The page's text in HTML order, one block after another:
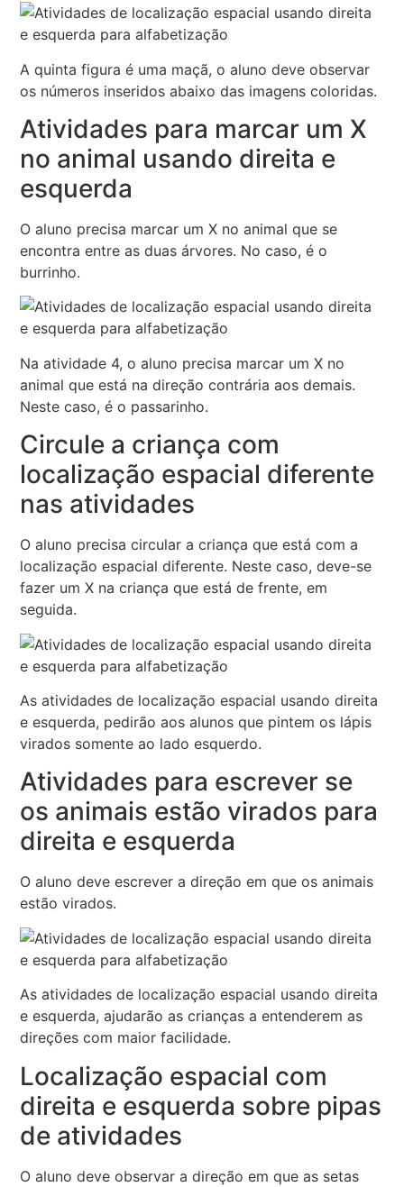
A quinta figura é uma maçã, o aluno deve observar
os números inseridos abaixo das imagens coloridas.
Atividades para marcar um X
no animal usando direita e
esquerda
O aluno precisa marcar um X no animal que se
encontra entre as duas árvores. No caso, é o
burrinho.
Na atividade 4, o aluno precisa marcar um X no
animal que está na direção contrária aos demais.
Neste caso, é o passarinho.
Circule a criança com
localização espacial diferente
nas atividades
O aluno precisa circular a criança que está com a
localização espacial diferente. Neste caso, deve-se
fazer um X na criança que está de frente, em
seguida.
As atividades de localização espacial usando direita
e esquerda, pedirão aos alunos que pintem os lápis
virados somente ao lado esquerdo.
Atividades para escrever se
os animais estão virados para
direita e esquerda
O aluno deve escrever a direção em que os animais
estão virados.
As atividades de localização espacial usando direita
e esquerda, ajudarão as crianças a entenderem as
direções com maior facilidade.
Localização espacial com
direita e esquerda sobre pipas
de atividades
O aluno deve observar a direção em que as setas